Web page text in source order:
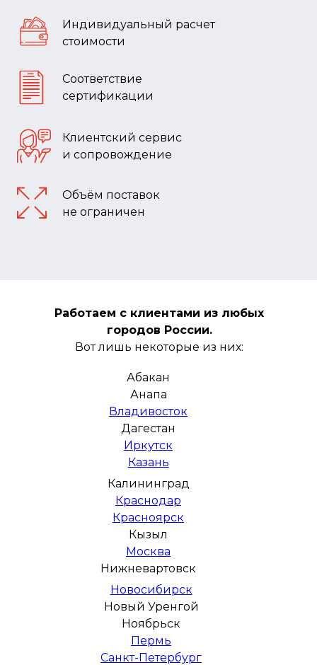
Индивидуальный расчет
стоимости
Соответствие
сертификации
Клиентский сервис
и сопровождение
Объём поставок
не ограничен
Работаем с клиентами из любых
городов России.
Вот лишь некоторые из них:
Абакан
Анапа
Владивосток
Дагестан
Иркутск
Казань
Калининград
Краснодар
Красноярск
Кызыл
Москва
Нижневартовск
Новосибирск
Новый Уренгой
Ноябрьск
Пермь
Санкт-Петербург